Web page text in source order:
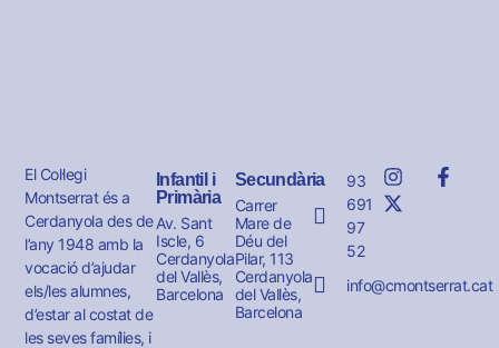
El Col·legi
Montserrat és a
Cerdanyola des de
l’any 1948 amb la
vocació d’ajudar
els/les alumnes,
d’estar al costat de
les seves famílies, i
Infantil i
Primària
Av. Sant
Iscle, 6
Cerdanyola
del Vallès,
Barcelona
Secundària
Carrer
Mare de
Déu del
Pilar, 113
Cerdanyola
del Vallès,
Barcelona
93
691
97
52
info@cmontserrat.cat